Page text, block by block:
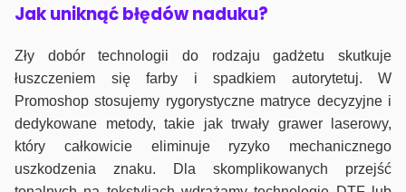
Jak uniknąć błędów naduku?
Zły dobór technologii do rodzaju gadżetu skutkuje
łuszczeniem się farby i spadkiem autorytetuj. W
Promoshop stosujemy rygorystyczne matryce decyzyjne i
dedykowane metody, takie jak trwały grawer laserowy,
który całkowicie eliminuje ryzyko mechanicznego
uszkodzenia znaku. Dla skomplikowanych przejść